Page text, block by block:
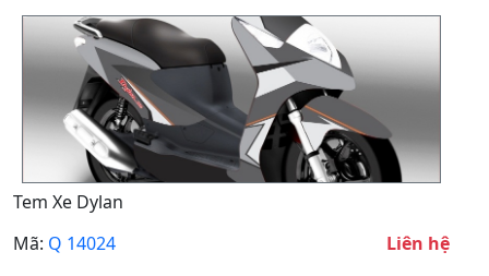
Tem Xe Dylan
Mã: Q 14024 Liên hệ